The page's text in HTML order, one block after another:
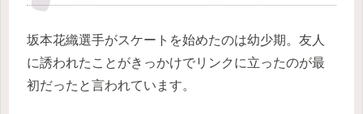
坂本花織選手がスケートを始めたのは幼少期。友人
に誘われたことがきっかけでリンクに立ったのが最
初だったと言われています。